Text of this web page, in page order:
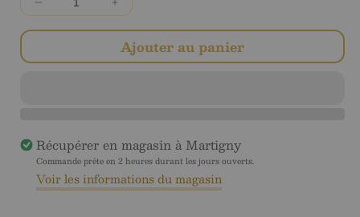
Diminuer
la
pour
-
Soft
Gel
Tips
Augmenter
la
quantité
pour
-
Soft
Gel
Tips
Ajouter au panier
Récupérer en magasin à Martigny
Commande prête en 2 heures durant les jours ouverts.
Voir les informations du magasin